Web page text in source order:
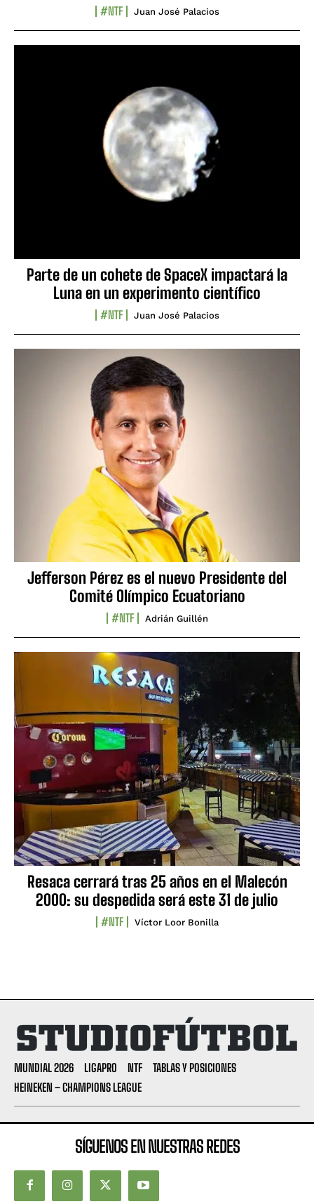
#NTF Juan José Palacios
Parte de un cohete de SpaceX impactará la
Luna en un experimento científico
#NTF Juan José Palacios
Jefferson Pérez es el nuevo Presidente del
Comité Olímpico Ecuatoriano
#NTF Adrián Guillén
Resaca cerrará tras 25 años en el Malecón
2000: su despedida será este 31 de julio
#NTF Víctor Loor Bonilla
MUNDIAL 2026 LIGAPRO NTF
TABLAS Y POSICIONES
HEINEKEN – CHAMPIONS LEAGUE
SÍGUENOS EN NUESTRAS REDES